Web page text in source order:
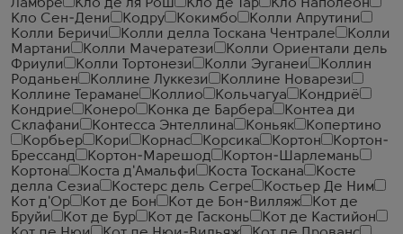
Ламбре
Кло де ля Рош Кло де Тар
Кло Наполеон
Кло Сен-Дени
Кодру Кокимбо
Колли Апрутини
Колли Беричи
Колли делла Тоскана Чентрале
Колли
Мартани
Колли Мачератези
Колли Ориентали дель
Фриули
Колли Тортонези Колли Эуганеи
Коллин
Роданьен
Коллине Луккези
Коллине Новарези
Коллине Терамане
Коллио Кольчагуа
Кондриё
Кондрие
Конеро Конка де Барбера
Контеа ди
Склафани
Контесса Энтеллина Коньяк
Копертино
Корбьер
Кори Корнас Корсика Кортон
Кортон-
Брессанд
Кортон-Марешод
Кортон-Шарлемань
Кортона
Коста д'Амальфи Коста Тоскана
Косте
делла Сезиа
Костерс дель Сегре
Костьер Де Ним
Кот д'Ор
Кот де Бон Кот де Бон-Вилляж
Кот де
Бруйи
Кот де Бур Кот де Гасконь
Кот де Кастийон